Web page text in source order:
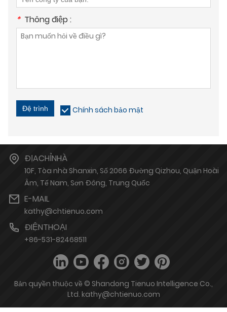
* Thông điệp :
Đệ trình Chính sách bảo mật
ĐỊACHỈNHÀ
10F, Tòa nhà Shanxin, Số 2066 Đường Qizhou, Quận Hoài
Âm, Tế Nam, Sơn Đông, Trung Quốc
E-MAIL
kathy@chtienuo.com
ĐIỆNTHOẠI
+86-531-82468511
Bản quyền thuộc về © Shandong Tienuo Intelligence Co.,
Ltd. kathy@chtienuo.com